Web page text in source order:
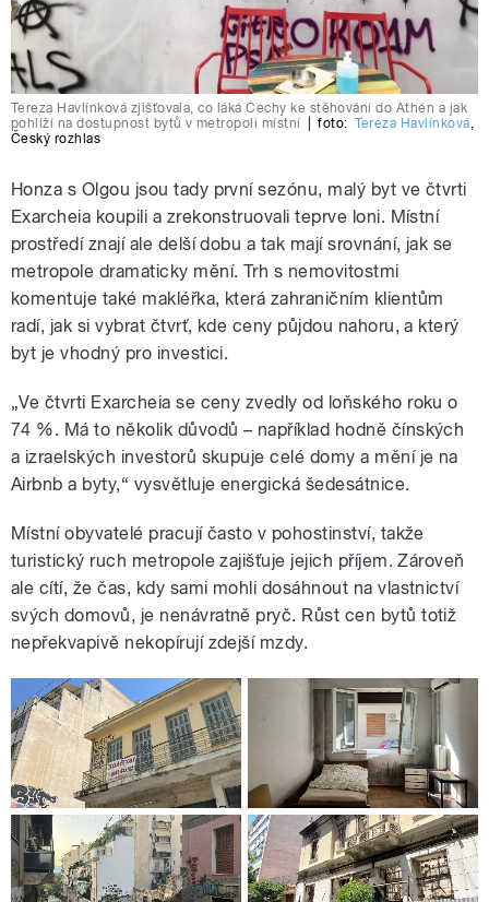
Tereza Havlínková zjišťovala, co láká Čechy ke stěhování do Athén a jak
pohlíží na dostupnost bytů v metropoli místní
foto: Tereza Havlínková,
Český rozhlas
Honza s Olgou jsou tady první sezónu, malý byt ve čtvrti
Exarcheia koupili a zrekonstruovali teprve loni. Místní
prostředí znají ale delší dobu a tak mají srovnání, jak se
metropole dramaticky mění. Trh s nemovitostmi
komentuje také makléřka, která zahraničním klientům
radí, jak si vybrat čtvrť, kde ceny půjdou nahoru, a který
byt je vhodný pro investici.
„Ve čtvrti Exarcheia se ceny zvedly od loňského roku o
74 %. Má to několik důvodů – například hodně čínských
a izraelských investorů skupuje celé domy a mění je na
Airbnb a byty,“ vysvětluje energická šedesátnice.
Místní obyvatelé pracují často v pohostinství, takže
turistický ruch metropole zajišťuje jejich příjem. Zároveň
ale cítí, že čas, kdy sami mohli dosáhnout na vlastnictví
svých domovů, je nenávratně pryč. Růst cen bytů totiž
nepřekvapivě nekopírují zdejší mzdy.